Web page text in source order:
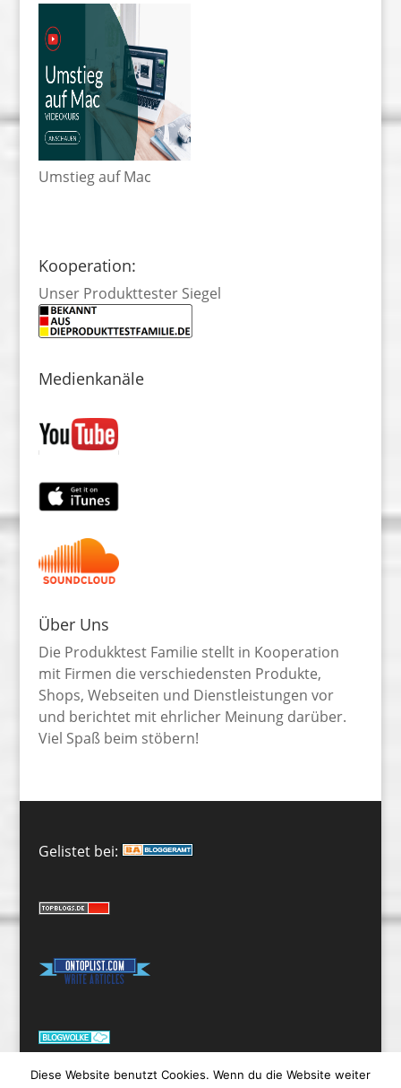
Umstieg auf Mac
Kooperation:
Unser Produkttester Siegel
Medienkanäle
Über Uns
Die Produkktest Familie stellt in Kooperation
mit Firmen die verschiedensten Produkte,
Shops, Webseiten und Dienstleistungen vor
und berichtet mit ehrlicher Meinung darüber.
Viel Spaß beim stöbern!
Gelistet bei:
Diese Website benutzt Cookies. Wenn du die Website weiter